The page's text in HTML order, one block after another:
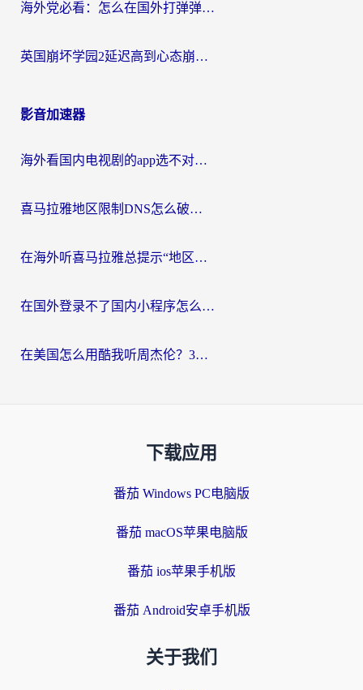
海外党必看：怎么在国外打弹弹堂不卡？番茄加速器亲测指南
英国崩坏学园2延迟高到心态崩？海外党国服游戏加速终极指南
影音加速器
海外看国内电视剧的app选不对？这份回国加速器避坑指南帮你流畅追剧
喜马拉雅地区限制DNS怎么破？海外党听国内音乐听书的终极解决方案
在海外听喜马拉雅总提示“地区限制”？3步轻松解除+听国内音乐全攻略
在国外登录不了国内小程序怎么办？选对回国加速器，轻松解锁国内资源
在美国怎么用酷我听周杰伦？3步搞定海外听歌难题
下载应用
番茄 Windows PC电脑版
番茄 macOS苹果电脑版
番茄 ios苹果手机版
番茄 Android安卓手机版
关于我们